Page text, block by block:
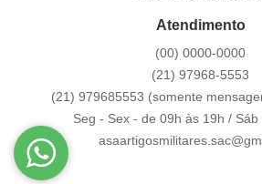
Atendimento
(00) 0000-0000
(21) 97968-5553
(21) 979685553 (somente
Seg - Sex - de 09h às 19h /